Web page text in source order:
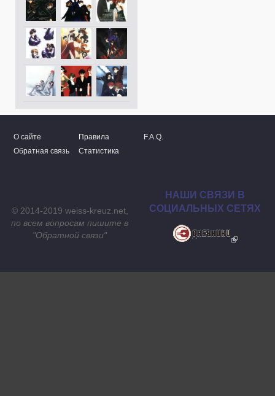
О сайте Правила
F.A.Q.
Обратная связь
Статистика
© 2014-2019 weiss-kreuz.net,
по всем вопросам пишите в
"Обратной связи"
НАШИ СВЯЗИ В
СОЦИАЛЬНЫХ СЕТЯХ